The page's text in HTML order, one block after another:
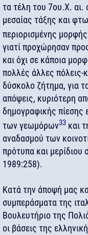
τα τέλη του 7ου.Χ. αι.
μεσαίας τάξης και
περιορισμένης
γιατί προχώρησαν
και όχι σε κάποια
πολλές άλλες πόλεις-
δύσκολο ζήτημα, για
απόψεις, κυριότερη
δημογραφικής πίεσης
των γεωμόρων33 και
αναδασμού των
πρότυπα και
1989:258).
Κατά την άποψή μας
συμπεράσματα της
Βουλευτήριο της
οι βάσεις της